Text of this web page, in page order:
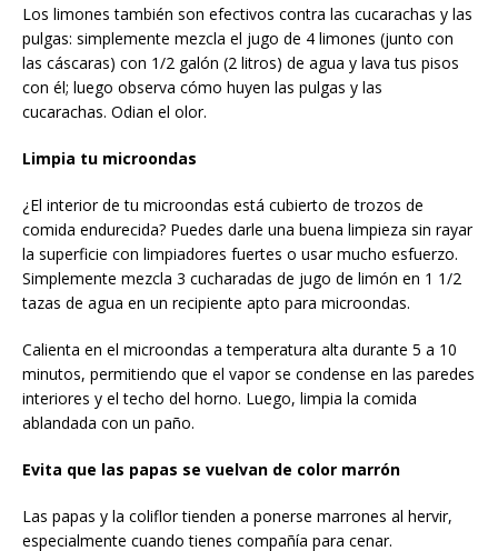
Los limones también son efectivos contra las cucarachas y las
pulgas: simplemente mezcla el jugo de 4 limones (junto con
las cáscaras) con 1/2 galón (2 litros) de agua y lava tus pisos
con él; luego observa cómo huyen las pulgas y las
cucarachas. Odian el olor.
Limpia tu microondas
¿El interior de tu microondas está cubierto de trozos de
comida endurecida? Puedes darle una buena limpieza sin rayar
la superficie con limpiadores fuertes o usar mucho esfuerzo.
Simplemente mezcla 3 cucharadas de jugo de limón en 1 1/2
tazas de agua en un recipiente apto para microondas.
Calienta en el microondas a temperatura alta durante 5 a 10
minutos, permitiendo que el vapor se condense en las paredes
interiores y el techo del horno. Luego, limpia la comida
ablandada con un paño.
Evita que las papas se vuelvan de color marrón
Las papas y la coliflor tienden a ponerse marrones al hervir,
especialmente cuando tienes compañía para cenar.